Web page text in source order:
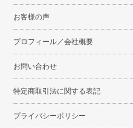
お客様の声
プロフィール／会社概要
お問い合わせ
特定商取引法に関する表記
プライバシーポリシー